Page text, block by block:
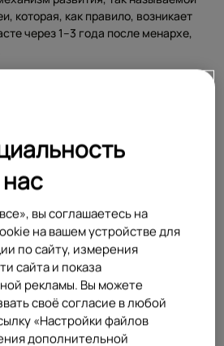
которая, как правило, возникает
через 1–3 года после менархе,
витамина D вызывает развитие
мышц)15. Атрофия отдельных
провоцировать механический
мышцах из-за их перегрузки,
формирования болевых зон в
повышенное восприятие боли
недостатком витаминов группы В,
нейропротекторным,
вы соглашаетесь на
на вашем устройстве для
по сайту, измерения
сайта и показа
рекламы. Вы можете
своё согласие в любой
«Настройки файлов
дополнительной